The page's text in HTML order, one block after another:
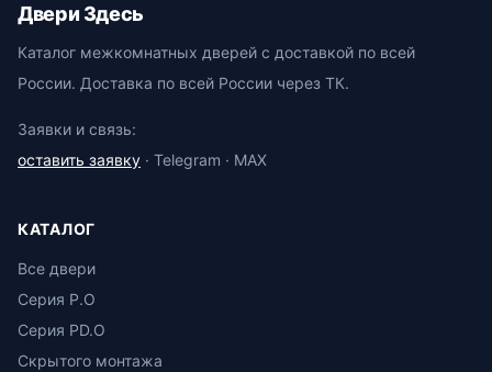
Двери Здесь
Каталог межкомнатных дверей с доставкой по всей
России. Доставка по всей России через ТК.
Заявки и связь:
оставить заявку · Telegram · MAX
КАТАЛОГ
Все двери
Серия P.O
Серия PD.O
Скрытого монтажа